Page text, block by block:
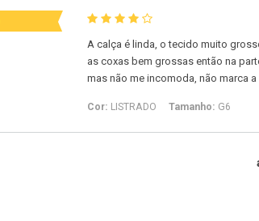
A calça é linda, o tecido muito
as coxas bem grossas então na
mas não me incomoda, não marca
Cor: LISTRADO Tamanho: G6